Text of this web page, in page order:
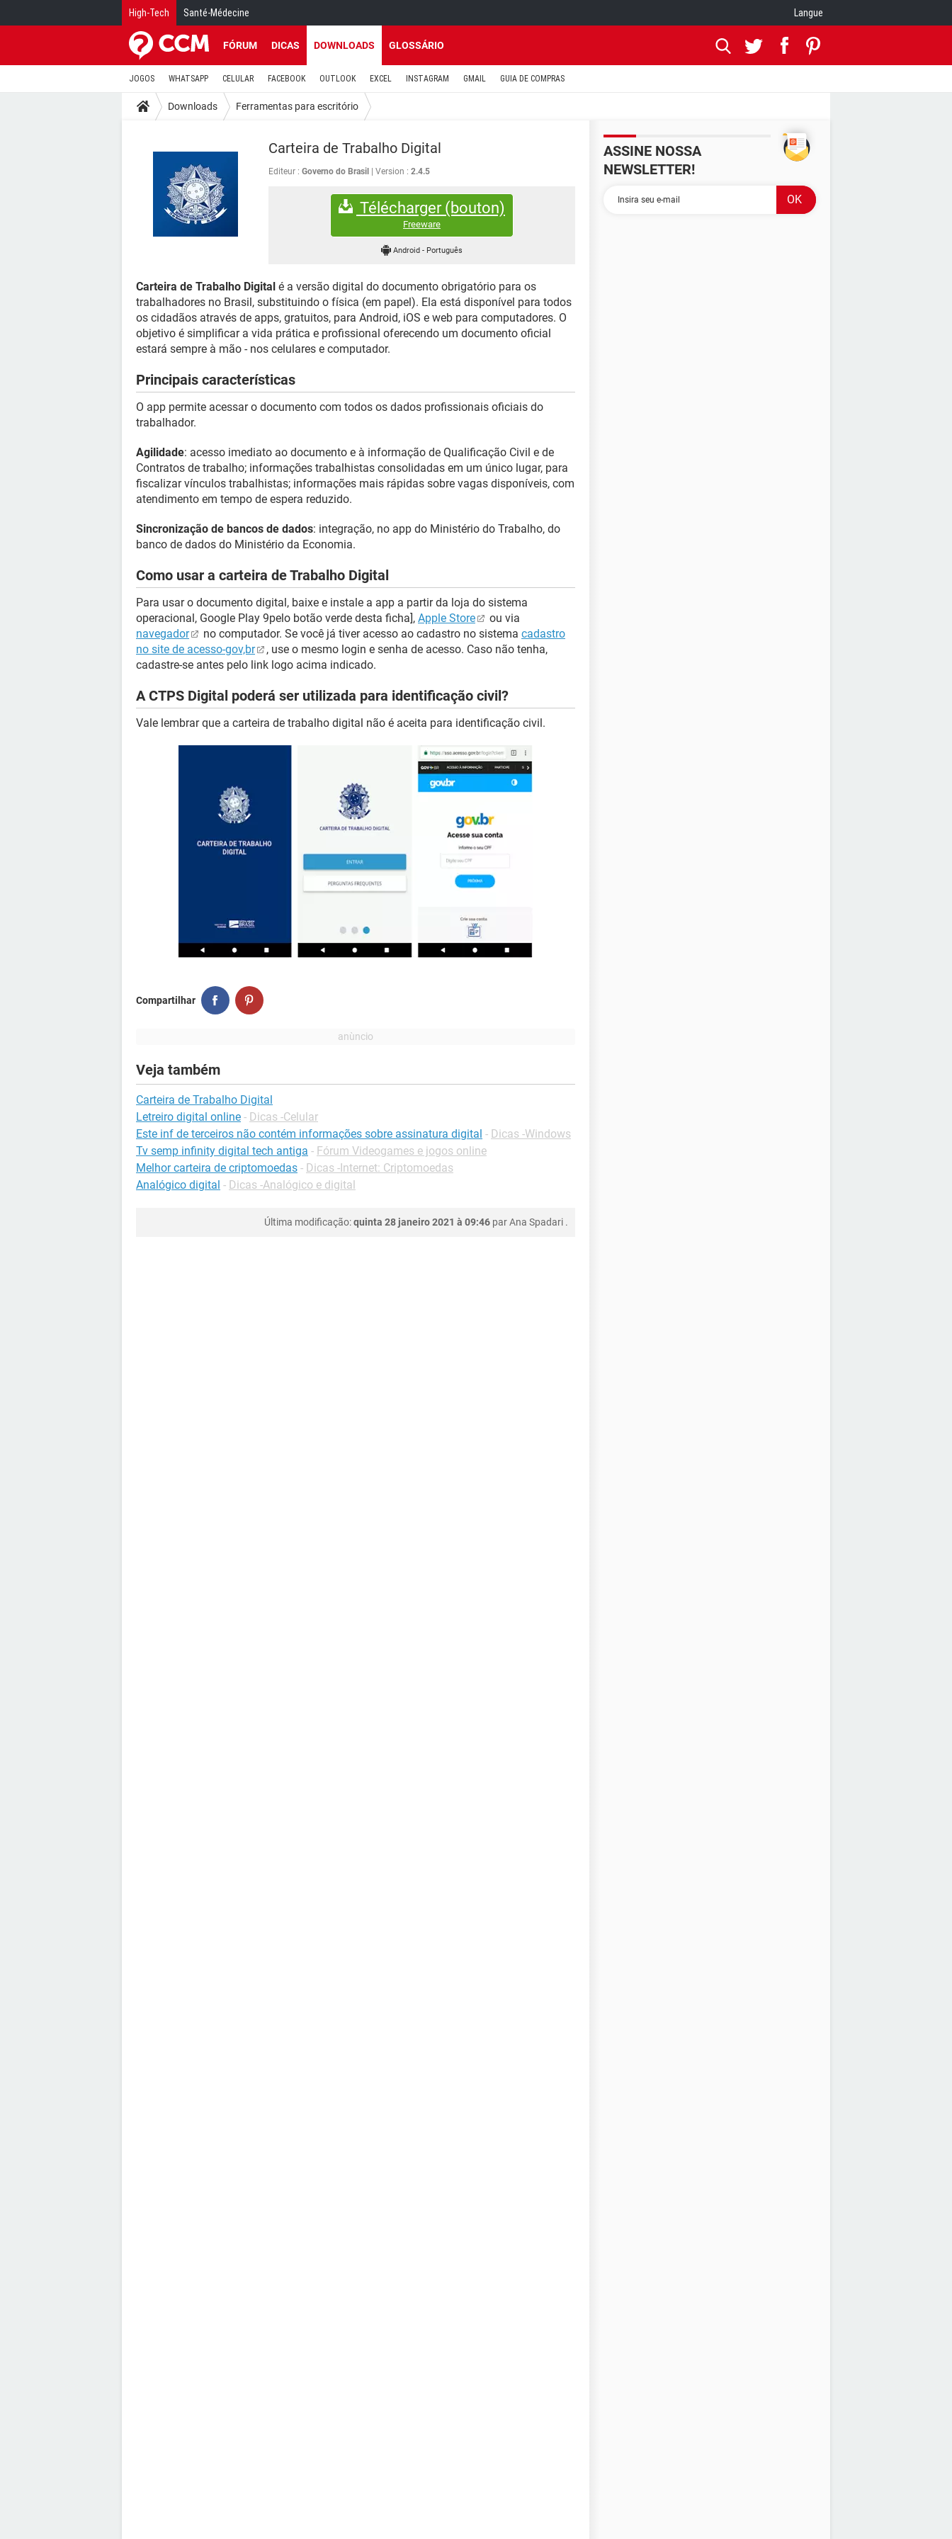
High-Tech Santé-Médecine Langue
FÓRUM DICAS DOWNLOADS GLOSSÁRIO
JOGOS WHATSAPP CELULAR FACEBOOK OUTLOOK EXCEL INSTAGRAM GMAIL GUIA DE COMPRAS
Downloads Ferramentas para escritório
Carteira de Trabalho Digital
Editeur : Governo do Brasil Version : 2.4.5
Télécharger (bouton)
Freeware
Android- Português
Carteira de Trabalho Digital é a versão digital do documento obrigatório para os
trabalhadores no Brasil, substituindo o física (em papel). Ela está disponível para todos
os cidadãos através de apps, gratuitos, para Android, iOS e web para computadores. O
objetivo é simplificar a vida prática e profissional oferecendo um documento oficial
estará sempre à mão - nos celulares e computador.
Principais características
O app permite acessar o documento com todos os dados profissionais oficiais do
trabalhador.
Agilidade: acesso imediato ao documento e à informação de Qualificação Civil e de
Contratos de trabalho; informações trabalhistas consolidadas em um único lugar, para
fiscalizar vínculos trabalhistas; informações mais rápidas sobre vagas disponíveis, com
atendimento em tempo de espera reduzido.
Sincronização de bancos de dados: integração, no app do Ministério do Trabalho, do
banco de dados do Ministério da Economia.
Como usar a carteira de Trabalho Digital
Para usar o documento digital, baixe e instale a app a partir da loja do sistema
operacional, Google Play 9pelo botão verde desta ficha], Apple Store
ou via
navegador
no computador. Se você já tiver acesso ao cadastro no sistema cadastro
no site de acesso-gov,br
, use o mesmo login e senha de acesso. Caso não tenha,
cadastre-se antes pelo link logo acima indicado.
A CTPS Digital poderá ser utilizada para identificação civil?
Vale lembrar que a carteira de trabalho digital não é aceita para identificação civil.
Compartilhar
Veja também
Carteira de Trabalho Digital
Letreiro digital online - Dicas -Celular
Este inf de terceiros não contém informações sobre assinatura digital - Dicas -Windows
Tv semp infinity digital tech antiga - Fórum Videogames e jogos online
Melhor carteira de criptomoedas - Dicas -Internet: Criptomoedas
Analógico digital - Dicas -Analógico e digital
Última modificação:quinta 28 janeiro 2021 à 09:46 parAna Spadari .
ASSINE NOSSA
NEWSLETTER!